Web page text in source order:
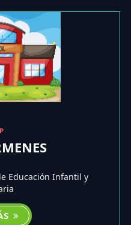
Educación Infantil y